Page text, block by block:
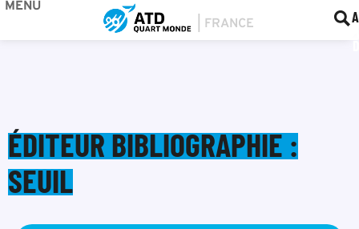
MENU
ÉDITEUR BIBLIOGRAPHIE :
SEUIL